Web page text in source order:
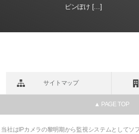
ピンぼけ […]
サイトマップ
▲ PAGE TOP
当社はIPカメラの黎明期から監視システムとしてソ